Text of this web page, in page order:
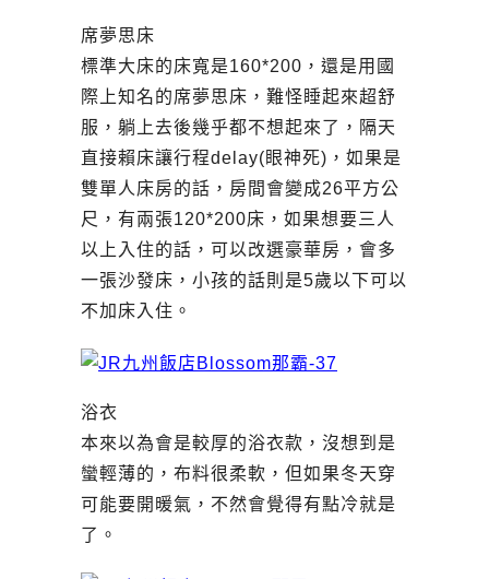
席夢思床
標準大床的床寬是160*200，還是用國
際上知名的席夢思床，難怪睡起來超舒
服，躺上去後幾乎都不想起來了，隔天
直接賴床讓行程delay(眼神死)，如果是
雙單人床房的話，房間會變成26平方公
尺，有兩張120*200床，如果想要三人
以上入住的話，可以改選豪華房，會多
一張沙發床，小孩的話則是5歲以下可以
不加床入住。
浴衣
本來以為會是較厚的浴衣款，沒想到是
蠻輕薄的，布料很柔軟，但如果冬天穿
可能要開暖氣，不然會覺得有點冷就是
了。